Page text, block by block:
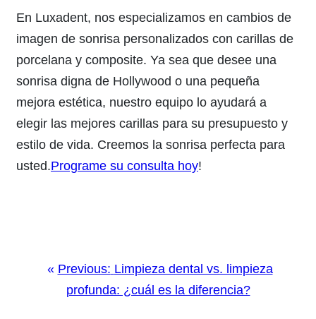
En Luxadent, nos especializamos en cambios de
imagen de sonrisa personalizados con carillas de
porcelana y composite. Ya sea que desee una
sonrisa digna de Hollywood o una pequeña
mejora estética, nuestro equipo lo ayudará a
elegir las mejores carillas para su presupuesto y
estilo de vida. Creemos la sonrisa perfecta para
usted.Programe su consulta hoy!
Previous: Limpieza dental vs. limpieza
profunda: ¿cuál es la diferencia?